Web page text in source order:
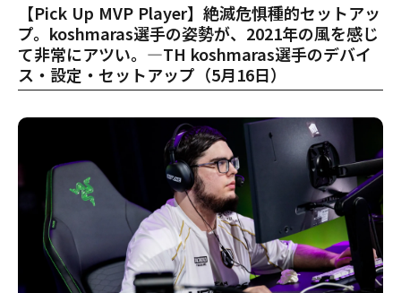
【Pick Up MVP Player】絶滅危惧種的セットアッ
プ。koshmaras選手の姿勢が、2021年の風を感じ
て非常にアツい。—TH koshmaras選手のデバイ
ス・設定・セットアップ（5月16日）